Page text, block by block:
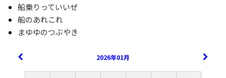
船乗りっていいぜ
船のあれこれ
まゆゆのつぶやき
2026年01月